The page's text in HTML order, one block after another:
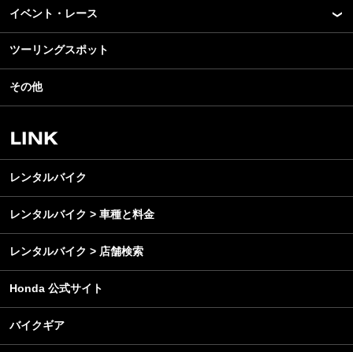
モデル情報
カスタマイズパーツ
テクノロジー
名車・旧車
ビジネス
アプリ
ライディングギア
ツーリング
アウトドア
レンタルバイク
イベント・レース
モータースポーツ
イベント
スクール・レッスン
ツーリングスポット
その他
レンタルバイク
レンタルバイク > 車種と料金
レンタルバイク > 店舗検索
Honda 公式サイト
バイクギア